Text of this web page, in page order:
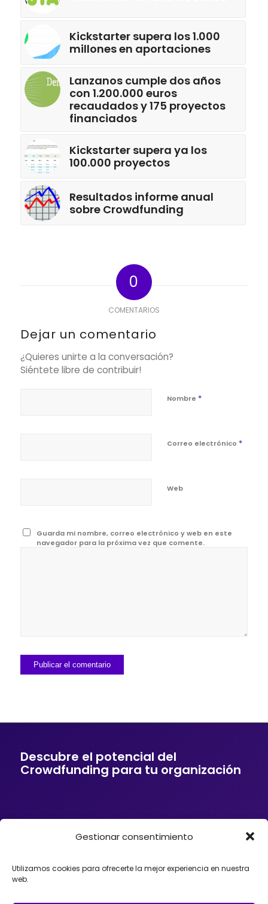
Gestionar consentimiento
Utilizamos cookies para ofrecerte la mejor experiencia en nuestra
web.
Kickstarter supera los 1.000
millones en aportaciones
Lanzanos cumple dos años
con 1.200.000 euros
recaudados y 175 proyectos
financiados
Kickstarter supera ya los
100.000 proyectos
Resultados informe anual
sobre Crowdfunding
0
COMENTARIOS
Dejar un comentario
¿Quieres unirte a la conversación?
Siéntete libre de contribuir!
Nombre *
Correo electrónico *
Web
Guarda mi nombre, correo electrónico y web en este
navegador para la próxima vez que comente.
Descubre el potencial del
Crowdfunding para tu organización
Si tu empresa o entidad quiere ofrecer a sus
fundraising, podemos ayudarte. Trabajamos con
organizaciones que desean incorporar el